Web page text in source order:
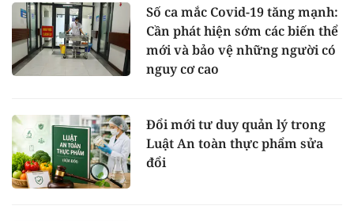
Số ca mắc Covid-19 tăng mạnh:
Cần phát hiện sớm các biến thể
mới và bảo vệ những người có
nguy cơ cao
Đổi mới tư duy quản lý trong
Luật An toàn thực phẩm sửa
đổi